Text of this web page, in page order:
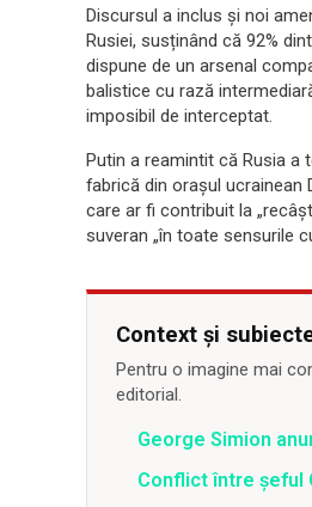
Discursul a inclus și noi
Rusiei, susținând că 92%
dispune de un arsenal
balistice cu rază
imposibil de interceptat.
Putin a reamintit că Rusia a
fabrică din orașul ucrainean
care ar fi contribuit la
suveran „în toate sensurile
Context și
Pentru o imagine mai
editorial.
George Simion
Conflict între şeful